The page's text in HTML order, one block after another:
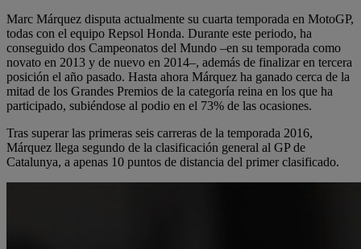
Marc Márquez disputa actualmente su cuarta temporada en MotoGP,
todas con el equipo Repsol Honda. Durante este periodo, ha
conseguido dos Campeonatos del Mundo –en su temporada como
novato en 2013 y de nuevo en 2014–, además de finalizar en tercera
posición el año pasado. Hasta ahora Márquez ha ganado cerca de la
mitad de los Grandes Premios de la categoría reina en los que ha
participado, subiéndose al podio en el 73% de las ocasiones.
Tras superar las primeras seis carreras de la temporada 2016,
Márquez llega segundo de la clasificación general al GP de
Catalunya, a apenas 10 puntos de distancia del primer clasificado.